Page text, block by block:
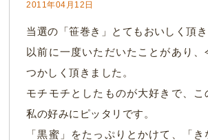
2011年04月12日
当選の「笹巻き」とてもおいしく頂き
以前に一度いただいたことがあり、
つかしく頂きました。
モチモチとしたものが大好きで、こ
私の好みにピッタリです。
「黒蜜」をたっぷりとかけて、「